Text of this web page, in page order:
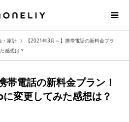
・家計
【2021年3月～】携帯電話の新料金プラ
感想は？
帯電話の新料金プラン！
変更してみた感想は？